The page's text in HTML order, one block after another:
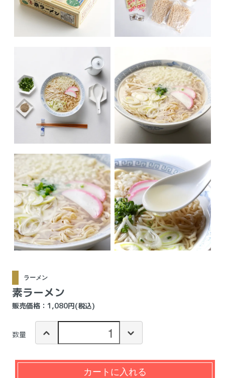
ラーメン
素ラーメン
販売価格：1,080円(税込)
数量
カートに入れる